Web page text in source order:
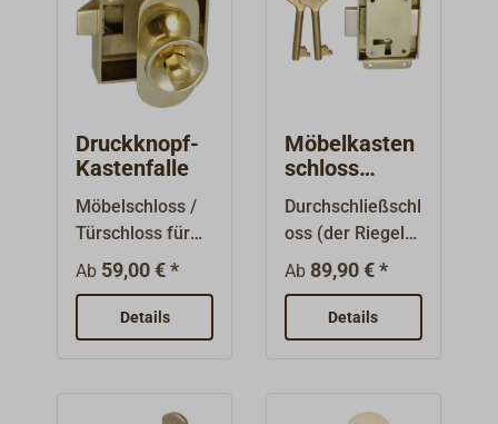
Druckknopf-
Kastenfalle
Möbelschloss /
Türschloss für
Türen bis 20 mm
Stärke.Betätigun
g über
Druckknopf auf
Ab 59,00 € *
Details
Möbelkasten
schloss
Buntbart
Durchschließschl
oss (der Riegel
kann zu beiden
Seiten des
Schlosskörpers
schließen),
Ab 89,90 € *
Details